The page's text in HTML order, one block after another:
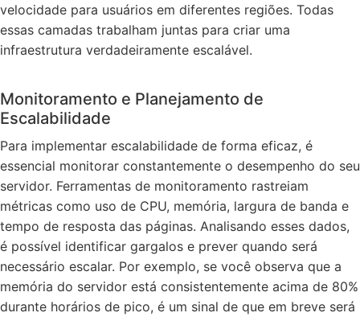
velocidade para usuários em diferentes regiões. Todas
essas camadas trabalham juntas para criar uma
infraestrutura verdadeiramente escalável.
Monitoramento e Planejamento de
Escalabilidade
Para implementar escalabilidade de forma eficaz, é
essencial monitorar constantemente o desempenho do seu
servidor. Ferramentas de monitoramento rastreiam
métricas como uso de CPU, memória, largura de banda e
tempo de resposta das páginas. Analisando esses dados,
é possível identificar gargalos e prever quando será
necessário escalar. Por exemplo, se você observa que a
memória do servidor está consistentemente acima de 80%
durante horários de pico, é um sinal de que em breve será